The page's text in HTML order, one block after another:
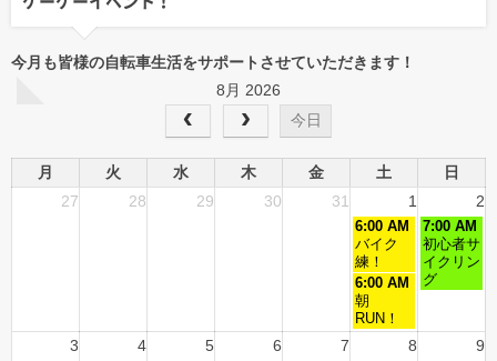
今月も皆様の自転車生活をサポートさせていただきます！
8月 2026
今日
月 火 水 木 金 土
日
27
28 29 30 31 1 2
6:00 AM
バイク
練！
7:00 AM
初心者サ
イクリン
グ
6:00 AM
朝
RUN！
3 4 5 6 7 8 9